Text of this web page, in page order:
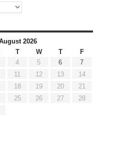
2026
T W T
F
4 5 6
7
11 12 13
14
18 19 20
21
25 26 27
28